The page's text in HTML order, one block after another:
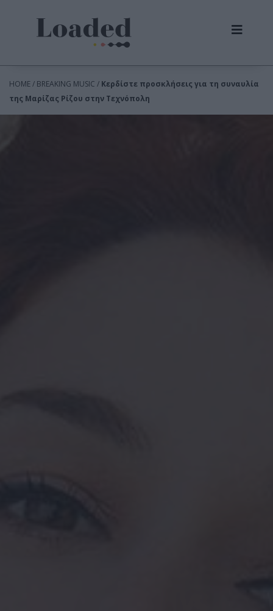
HOME / BREAKING MUSIC / Κερδίστε προσκλήσεις για τη συναυλία
της Μαρίζας Ρίζου στην Τεχνόπολη